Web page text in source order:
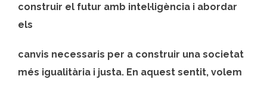
construir el futur amb intel·ligència i abordar
els
canvis necessaris per a construir una societat
més igualitària i justa. En aquest sentit, volem